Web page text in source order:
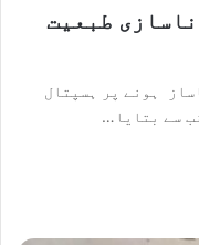
طبعیت
ہونے پر ہسپتال
سے بتایا…